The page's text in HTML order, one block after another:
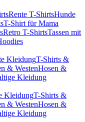
Rente T-ShirtsHunde
T-Shirt für Mama
Retro T-ShirtsTassen mit
KleidungT-Shirts &
& WestenHosen &
Kleidung
KleidungT-Shirts &
& WestenHosen &
Kleidung